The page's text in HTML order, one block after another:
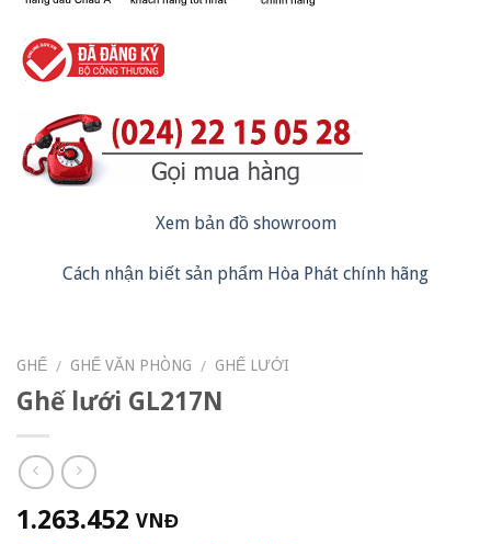
Xem bản đồ showroom
Cách nhận biết sản phẩm Hòa Phát chính hãng
GHẾ / GHẾ VĂN PHÒNG / GHẾ LƯỚI
Ghế lưới GL217N
1.263.452 VNĐ